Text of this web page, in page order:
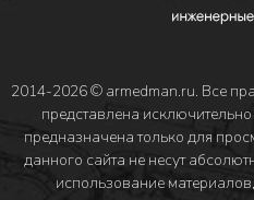
2014-2026 © armedman.ru. Все
представлена
предназначена только для
данного сайта не несут
использование